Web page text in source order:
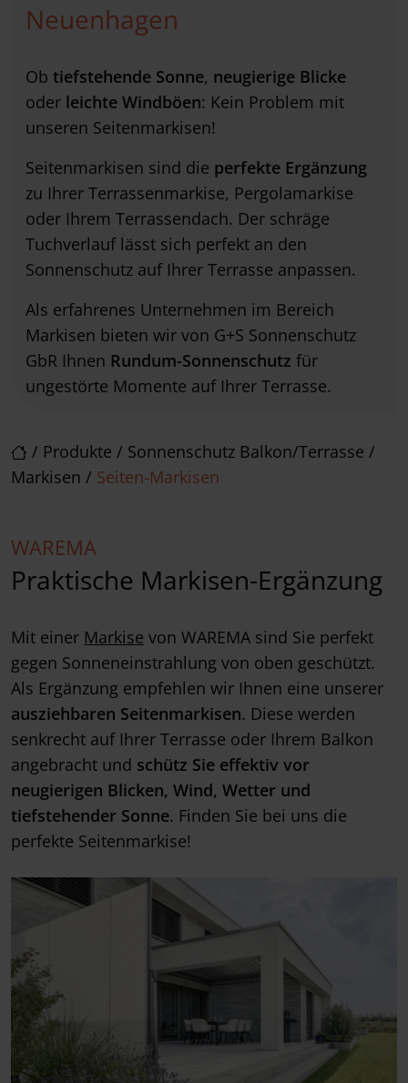
/ Produkte / Sonnenschutz Balkon/Terrasse /
Markisen / Seiten-Markisen
Neuenhagen
Ob tiefstehende Sonne, neugierige Blicke
oder leichte Windböen: Kein Problem mit
unseren Seitenmarkisen!
Seitenmarkisen sind die perfekte Ergänzung
zu Ihrer Terrassenmarkise, Pergolamarkise
oder Ihrem Terrassendach. Der schräge
Tuchverlauf lässt sich perfekt an den
Sonnenschutz auf Ihrer Terrasse anpassen.
Als erfahrenes Unternehmen im Bereich
Markisen bieten wir von G+S Sonnenschutz
GbR Ihnen Rundum-Sonnenschutz für
ungestörte Momente auf Ihrer Terrasse.
WAREMA
Praktische Markisen-Ergänzung
Mit einer Markise von WAREMA sind Sie perfekt
gegen Sonneneinstrahlung von oben geschützt.
Als Ergänzung empfehlen wir Ihnen eine unserer
ausziehbaren Seitenmarkisen. Diese werden
senkrecht auf Ihrer Terrasse oder Ihrem Balkon
angebracht und schütz Sie effektiv vor
neugierigen Blicken, Wind, Wetter und
tiefstehender Sonne. Finden Sie bei uns die
perfekte Seitenmarkise!